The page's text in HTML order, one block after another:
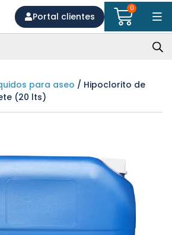
Portal clientes
0
para aseo / Hipoclorito de
(20 lts)